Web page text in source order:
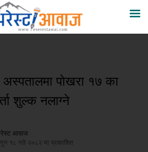
पोखरा १७ का
शुल्क नलाग्ने
आवाज
१८ गते २०८२ मा प्रकाशित